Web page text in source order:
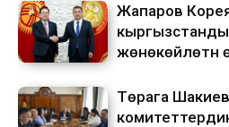
Жапаров
жөнөкөйлөтүүнү
Төрага